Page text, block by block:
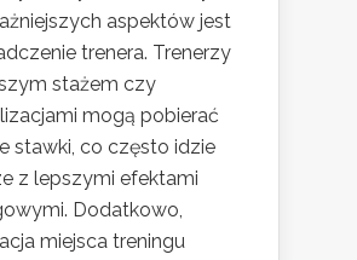
aspektów jest
trenera. Trenerzy
stażem czy
mogą pobierać
stawki, co często idzie
z lepszymi efektami
Dodatkowo,
miejsca treningu